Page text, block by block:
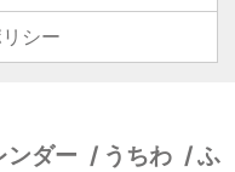
シー
ンダー うちわ
ふ